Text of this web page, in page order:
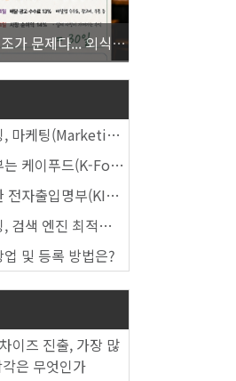
재료비가 아니라 구조가 문제다... 외식업 수익을 결정하는 진짜 숫자의 비밀
팅(Marketing)의 정의
Food) 열풍, 김치가 이어간다
명부(KI-Pass)를 활용한다
Search Engine Optimization)란
및 등록 방법은?
이즈 진출, 가장 많
은 무엇인가